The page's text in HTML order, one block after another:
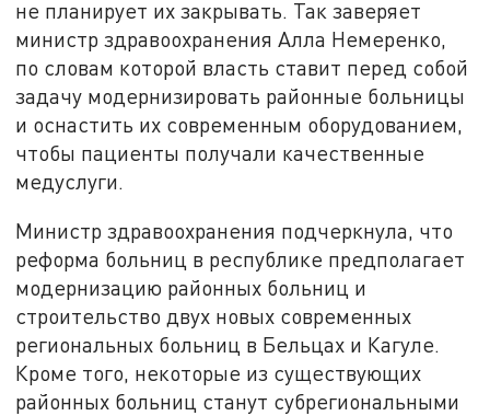
не планирует их закрывать. Так заверяет
министр здравоохранения Алла Немеренко,
по словам которой власть ставит перед собой
задачу модернизировать районные больницы
и оснастить их современным оборудованием,
чтобы пациенты получали качественные
медуслуги.
Министр здравоохранения подчеркнула, что
реформа больниц в республике предполагает
модернизацию районных больниц и
строительство двух новых современных
региональных больниц в Бельцах и Кагуле.
Кроме того, некоторые из существующих
районных больниц станут субрегиональными